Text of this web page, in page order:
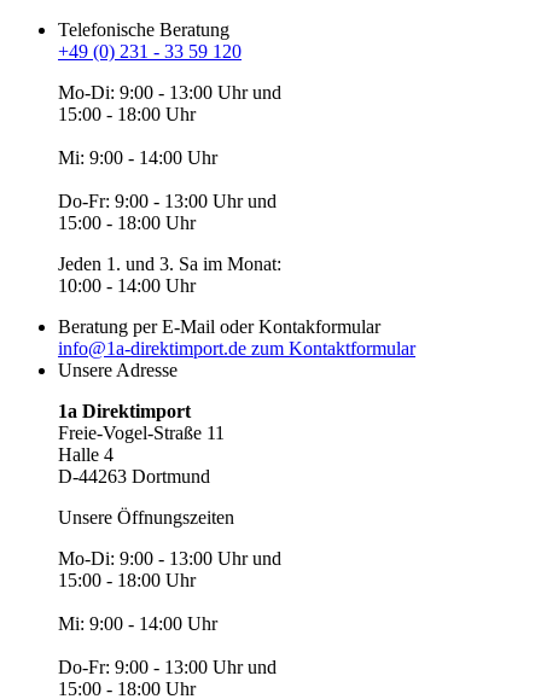
Telefonische Beratung
+49 (0) 231 - 33 59 120
Mo-Di: 9:00 - 13:00 Uhr und
15:00 - 18:00 Uhr
Mi: 9:00 - 14:00 Uhr
Do-Fr: 9:00 - 13:00 Uhr und
15:00 - 18:00 Uhr
Jeden 1. und 3. Sa im Monat:
10:00 - 14:00 Uhr
Beratung per E-Mail oder Kontakformular
info@1a-direktimport.de zum Kontaktformular
Unsere Adresse
1a Direktimport
Freie-Vogel-Straße 11
Halle 4
D-44263 Dortmund
Unsere Öffnungszeiten
Mo-Di: 9:00 - 13:00 Uhr und
15:00 - 18:00 Uhr
Mi: 9:00 - 14:00 Uhr
Do-Fr: 9:00 - 13:00 Uhr und
15:00 - 18:00 Uhr